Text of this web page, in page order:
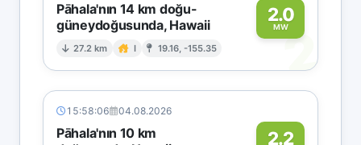
Pāhala'nın 14 km doğu-
güneydoğusunda, Hawaii
27.2 km I 19.16, -155.35
2.0
MW2
15:58:06 04.08.2026
Pāhala'nın 10 km
2.2